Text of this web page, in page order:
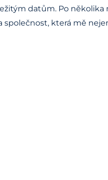
datům. Po
která mě